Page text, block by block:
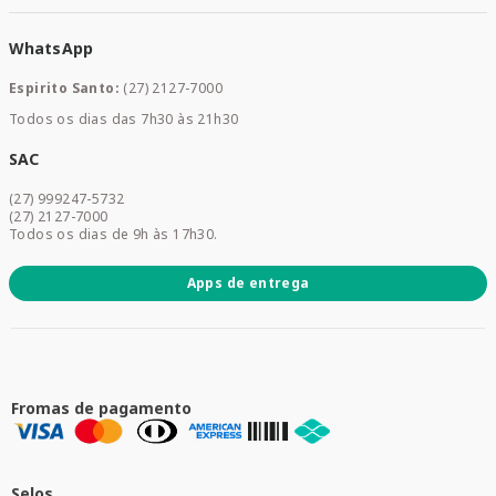
Saúde e Bem-estar
Mamães e Bebê
Dermocosméticos
Promoções
WhatsApp
Espirito Santo: (27) 2127-7000
Todos os dias das 7h30 às 21h30
SAC
(27) 999247-5732
(27) 2127-7000
Todos os dias de 9h às 17h30.
Apps de entrega
Fromas de pagamento